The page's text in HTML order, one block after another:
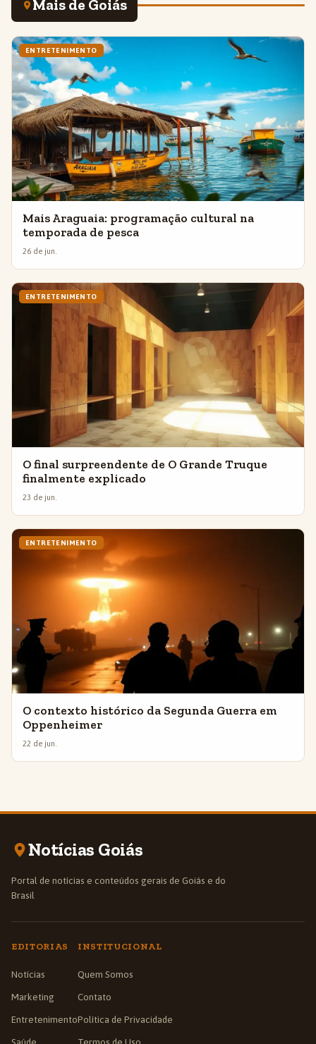
Mais de Goiás
ENTRETENIMENTO
Mais Araguaia: programação cultural na
temporada de pesca
26 de jun.
ENTRETENIMENTO
O final surpreendente de O Grande Truque
finalmente explicado
23 de jun.
ENTRETENIMENTO
O contexto histórico da Segunda Guerra em
Oppenheimer
22 de jun.
Notícias Goiás
Portal de notícias e conteúdos gerais de Goiás e do
Brasil
EDITORIAS
Notícias
Marketing
Entretenimento
INSTITUCIONAL
Quem Somos
Contato
Política de Privacidade